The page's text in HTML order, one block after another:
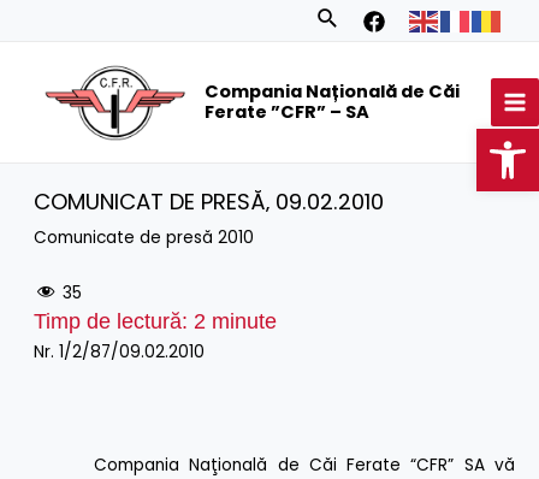
Search
Compania Națională de Căi
Ferate ”CFR” – SA
COMUNICAT DE PRESĂ‚ 09.02.2010
Comunicate de presă 2010
35
Timp de lectură: 2 minute
Nr. 1/2/87/09.02.2010
Compania Naţională de Căi Ferate “CFR” SA vă